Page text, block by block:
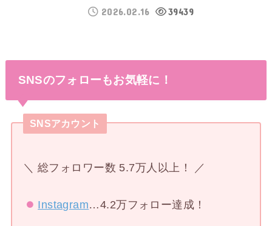
2026.02.16 39439
SNSのフォローもお気軽に！
SNSアカウント
＼ 総フォロワー数 5.7万人以上！ ／
Instagram…4.2万フォロー達成！